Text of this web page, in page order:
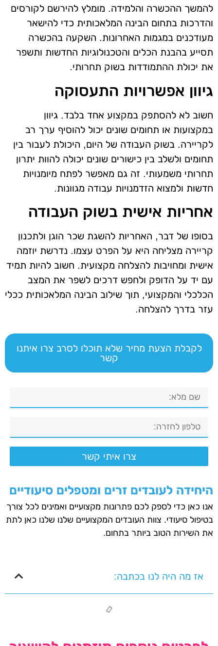
להמשך ההכשרה והלמידה. מומלץ להירשם לקורסים
והדרכות בתחום הבינה המלאכותית כדי להישאר
מעודכנים במגמות האחרונות. השקעה בהכשרה
תסייע בהבנת הכלים והטכנולוגיות החדשות ותשפר
את יכולת ההתמודדות בשוק תחרותי.
גיוון אפשרויות התעסוקה
חשוב לא להסתפק במקצוע אחד בלבד. גיוון
במקצועות או תחומים שונים יכול להוסיף ערך רב
לקריירה. בשוק העבודה של היום, היכולת לעבור בין
תחומים ולשלב בין כישורים שונים יכולה להוות יתרון
תחרותי משמעותי. זה גם מאפשר לפתח מיומנויות
חדשות ולמצוא הזדמנויות עבודה מגוונות.
אחריות אישית בשוק העבודה
בסופו של דבר, האחריות להשגת שכר הוגן ולתכנון
קריירה מצליחה היא על הפרט עצמו. נדרשת יוזמה
אישית ומחויבות להצלחה מקצועית. חשוב להיות תמיד
עם יד על הדופק ולחפש דרכים לשפר את המצב
הכלכלי והמקצועי, תוך שילוב הבינה המלאכותית ככלי
עזר בדרך להצלחה.
לקבלת הצעת מחיר שלא תוכלו לסרב צרו איתנו
קשר
צרו איתי קשר
היחידה לעובדים זרים ומטפלים סיעודיים
אנו כאן כדי לספק לכם פתרונות מקצועיים ואמינים לכל צורך
בטיפול סיעודי. צוות העובדים המקצועיים שלנו שלנו כאן לתת
את השירות הטוב ביותר בתחום.
אז מה היה לנו בכתבה: